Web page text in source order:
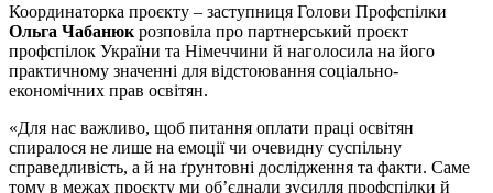
Координаторка проєкту – заступниця Голови Профспілки
Ольга Чабанюк розповіла про партнерський проєкт
профспілок України та Німеччини й наголосила на його
практичному значенні для відстоювання соціально-
економічних прав освітян.
«Для нас важливо, щоб питання оплати праці освітян
спиралося не лише на емоції чи очевидну суспільну
справедливість, а й на ґрунтовні дослідження та факти. Саме
тому в межах проєкту ми об’єднали зусилля профспілки й